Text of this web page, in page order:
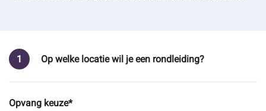
1 Op welke locatie wil je een rondleiding?
Opvang keuze*